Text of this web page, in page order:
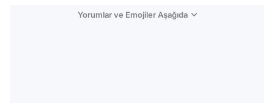
Yorumlar ve Emojiler Aşağıda